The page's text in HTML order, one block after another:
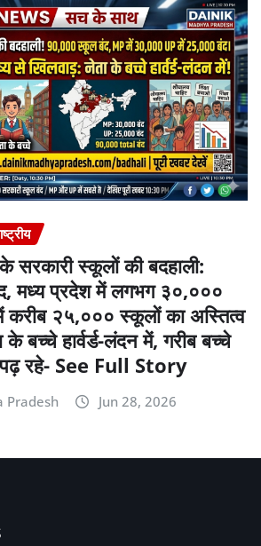
सरकारी स्कूलों की बदहाली:
मध्य प्रदेश में लगभग ३०,०००
करीब २५,००० स्कूलों का अस्तित्व
बच्चे हार्वर्ड-लंदन में, गरीब बच्चे
पढ़ रहे- See Full Story
Pradesh Jun 28, 2026